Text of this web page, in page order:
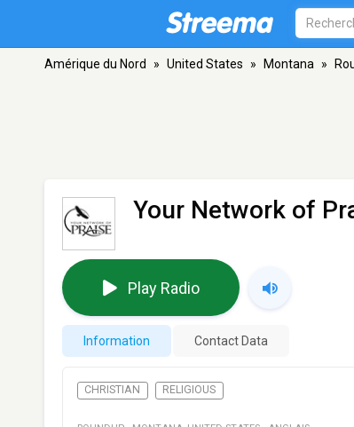
Amérique du Nord » United States » Montana »
Your Network of
Play Radio
Information Contact Data
CHRISTIAN RELIGIOUS